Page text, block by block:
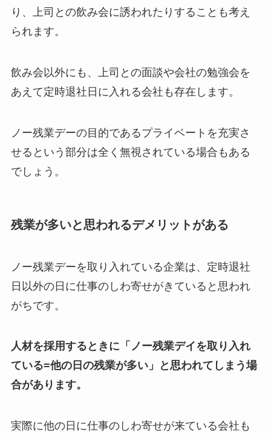
り、上司との飲み会に誘われたりすることも考え
られます。
飲み会以外にも、上司との面談や会社の勉強会を
あえて定時退社日に入れる会社も存在します。
ノー残業デーの目的であるプライベートを充実さ
せるという部分は全く無視されている場合もある
でしょう。
残業が多いと思われるデメリットがある
ノー残業デーを取り入れている企業は、定時退社
日以外の日に仕事のしわ寄せがきていると思われ
がちです。
人材を採用するときに「ノー残業デイを取り入れ
ている=他の日の残業が多い」と思われてしまう場
合があります。
実際に他の日に仕事のしわ寄せが来ている会社も